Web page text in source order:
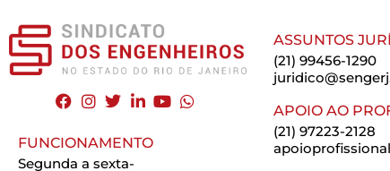
FUNCIONAMENTO
Segunda a sexta-
ASSUNTOS
(21) 99456-1290
APOIO AO
(21) 97223-2128